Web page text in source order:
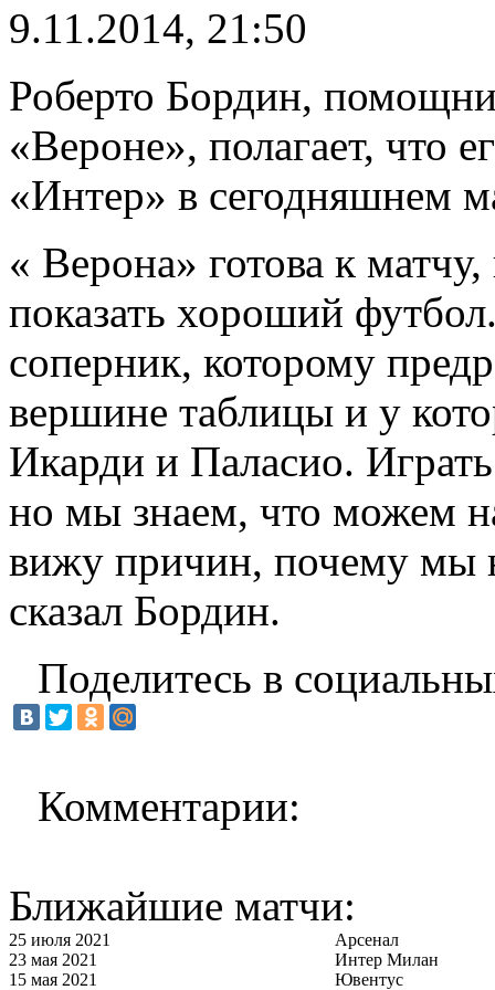
9.11.2014, 21:50
Роберто Бордин,
«Вероне», полагает, что
«Интер» в сегодняшнем
« Верона» готова к
показать хороший
соперник, которому
вершине таблицы и у
Икарди и Паласио.
но мы знаем, что можем
вижу причин, почему мы
сказал Бордин.
Поделитесь в
Комментарии:
Ближайшие матчи:
25 июля 2021
Арсенал
23 мая 2021
Интер Милан
15 мая 2021
Ювентус